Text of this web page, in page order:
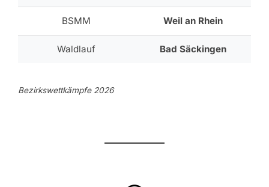
BSMM Weil an Rhein
Waldlauf Bad Säckingen
Bezirkswettkämpfe 2026